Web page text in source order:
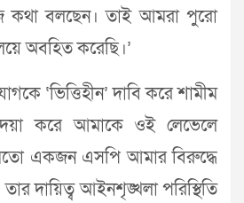
কথা বলছেন। তাই আমরা পুরো
অবহিত করেছি।’
‘ভিত্তিহীন’ দাবি করে শামীম
করে আমাকে ওই লেভেলে
মতো একজন এসপি আমার বিরুদ্ধে
দায়িত্ব আইনশৃঙ্খলা পরিস্থিতি